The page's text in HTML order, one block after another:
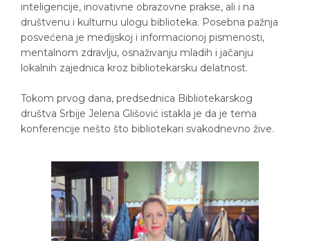
inteligencije, inovativne obrazovne prakse, ali i na
društvenu i kulturnu ulogu biblioteka. Posebna pažnja
posvećena je medijskoj i informacionoj pismenosti,
mentalnom zdravlju, osnaživanju mladih i jačanju
lokalnih zajednica kroz bibliotekarsku delatnost.
Tokom prvog dana, predsednica Bibliotekarskog
društva Srbije Jelena Glišović istakla je da je tema
konferencije nešto što bibliotekari svakodnevno žive.